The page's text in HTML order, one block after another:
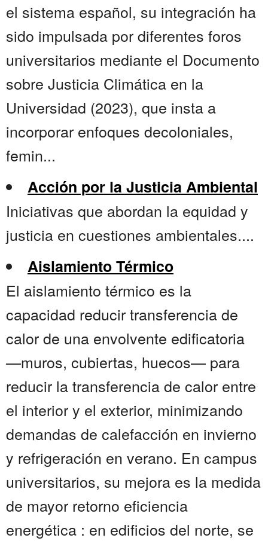
el sistema español, su integración ha
sido impulsada por diferentes foros
universitarios mediante el Documento
sobre Justicia Climática en la
Universidad (2023), que insta a
incorporar enfoques decoloniales,
femin...
Acción por la Justicia Ambiental
Iniciativas que abordan la equidad y
justicia en cuestiones ambientales....
Aislamiento Térmico
El aislamiento térmico es la
capacidad reducir transferencia de
calor de una envolvente edificatoria
—muros, cubiertas, huecos— para
reducir la transferencia de calor entre
el interior y el exterior, minimizando
demandas de calefacción en invierno
y refrigeración en verano. En campus
universitarios, su mejora es la medida
de mayor retorno eficiencia
energética : en edificios del norte, se